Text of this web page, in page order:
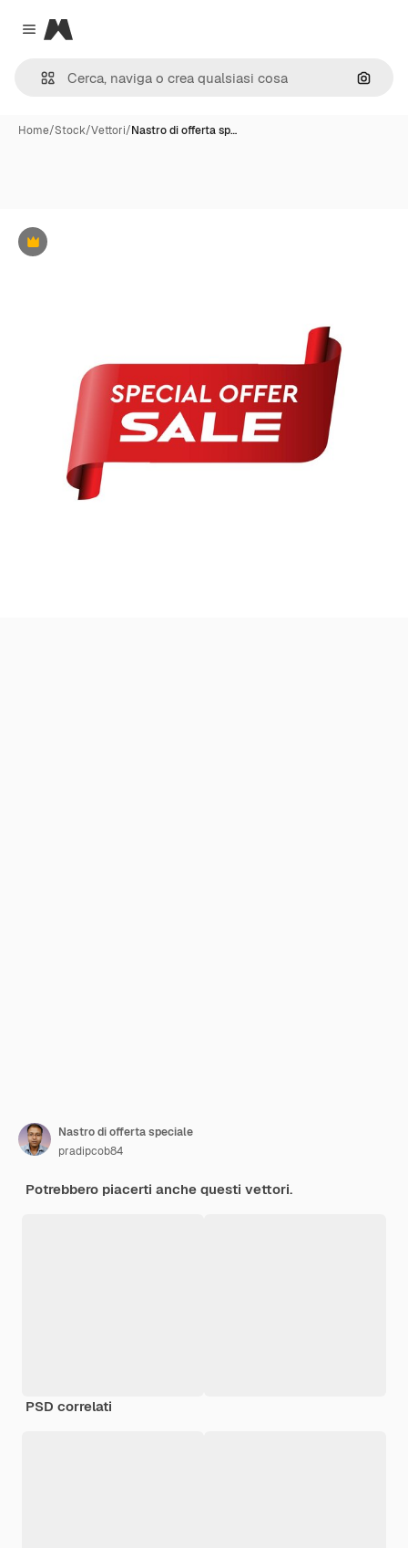
Close menu
Magnific
Cerca
Home/Stock/Vettori/Nastro di offerta sp…
Premium
Nastro di offerta speciale
pradipcob84
Potrebbero piacerti anche questi vettori.
PSD correlati